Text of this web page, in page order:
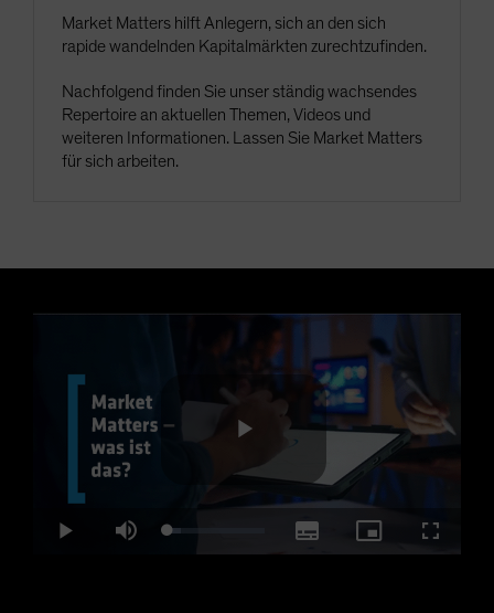
Market Matters hilft Anlegern, sich an den sich
rapide wandelnden Kapitalmärkten zurechtzufinden.
Nachfolgend finden Sie unser ständig wachsendes
Repertoire an aktuellen Themen, Videos und
weiteren Informationen. Lassen Sie Market Matters
für sich arbeiten.
Play
Play Mute Loaded
13.61%
SubtitlesPicture-
in-